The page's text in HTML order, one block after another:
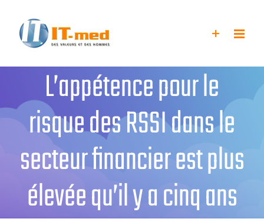
contenu
L’appétence pour le
risque des RSSI dans le
secteur financier est plus
élevée qu’il y a cinq ans